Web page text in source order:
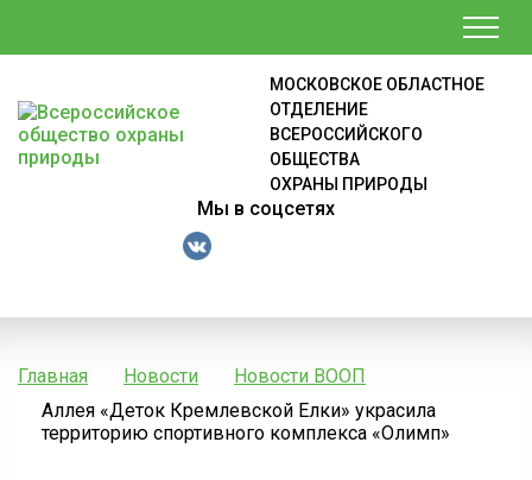
МОСКОВСКОЕ ОБЛАСТНОЕ
ОТДЕЛЕНИЕ
ВСЕРОССИЙСКОГО
ОБЩЕСТВА
ОХРАНЫ ПРИРОДЫ
Мы в соцсетях
Главная Новости
Новости ВООП
Аллея «Деток Кремлевской Елки» украсила
территорию спортивного комплекса «Олимп»